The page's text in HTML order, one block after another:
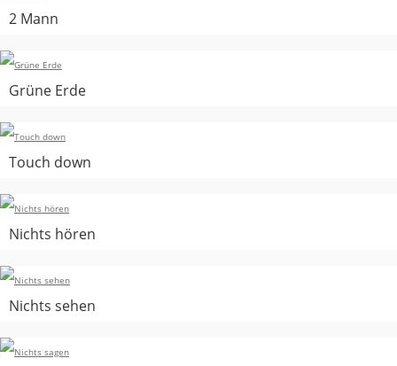
2 Mann
Grüne Erde
Touch down
Nichts hören
Nichts sehen